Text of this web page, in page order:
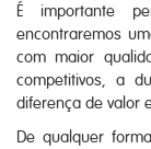
É importante
encontraremos
com maior
competitivos, a
diferença de valor
De qualquer